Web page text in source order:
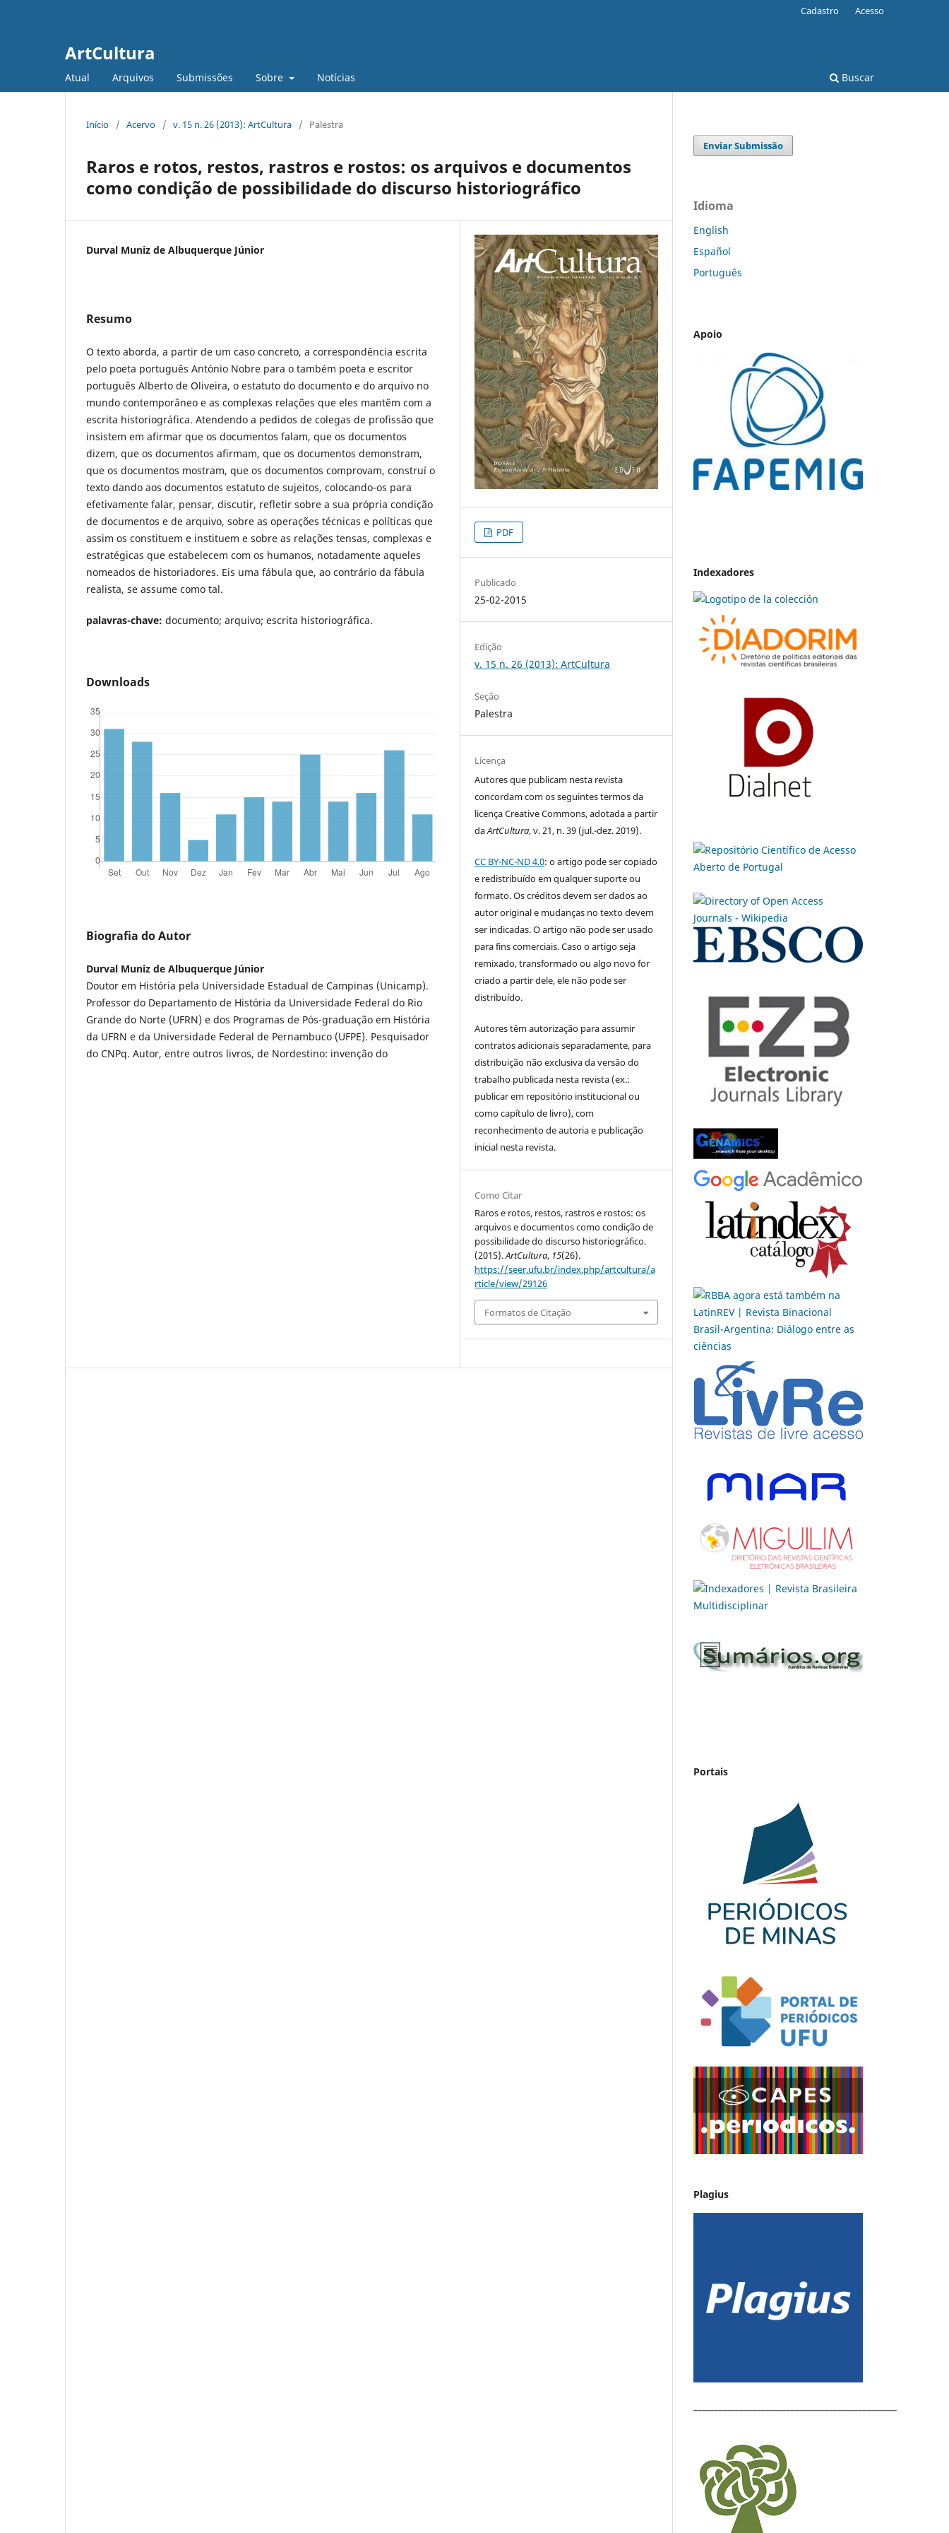
ArtCultura
Atual Arquivos Submissões Sobre Notícias Buscar
Cadastro Acesso
Início / Acervo / v. 15 n. 26 (2013): ArtCultura / Palestra
Raros e rotos, restos, rastros e rostos: os arquivos e documentos
como condição de possibilidade do discurso historiográfico
Durval Muniz de Albuquerque Júnior
Resumo
O texto aborda, a partir de um caso concreto, a correspondência escrita
pelo poeta português António Nobre para o também poeta e escritor
português Alberto de Oliveira, o estatuto do documento e do arquivo no
mundo contemporâneo e as complexas relações que eles mantêm com a
escrita historiográfica. Atendendo a pedidos de colegas de profissão que
insistem em afirmar que os documentos falam, que os documentos
dizem, que os documentos afirmam, que os documentos demonstram,
que os documentos mostram, que os documentos comprovam, construí o
texto dando aos documentos estatuto de sujeitos, colocando-os para
efetivamente falar, pensar, discutir, refletir sobre a sua própria condição
de documentos e de arquivo, sobre as operações técnicas e políticas que
assim os constituem e instituem e sobre as relações tensas, complexas e
estratégicas que estabelecem com os humanos, notadamente aqueles
nomeados de historiadores. Eis uma fábula que, ao contrário da fábula
realista, se assume como tal.
palavras-chave: documento; arquivo; escrita historiográfica.
Downloads
Biografia do Autor
Durval Muniz de Albuquerque Júnior
Doutor em História pela Universidade Estadual de Campinas (Unicamp).
Professor do Departamento de História da Universidade Federal do Rio
Grande do Norte (UFRN) e dos Programas de Pós-graduação em História
da UFRN e da Universidade Federal de Pernambuco (UFPE). Pesquisador
do CNPq. Autor, entre outros livros, de Nordestino: invenção do
PDF
Publicado
25-02-2015
Edição
v. 15 n. 26 (2013): ArtCultura
Seção
Palestra
Licença
Autores que publicam nesta revista
concordam com os seguintes termos da
licença Creative Commons, adotada a partir
daArtCultura, v. 21, n. 39 (jul.-dez. 2019).
CC BY-NC-ND 4.0: o artigo pode ser copiado
e redistribuído em qualquer suporte ou
formato. Os créditos devem ser dados ao
autor original e mudanças no texto devem
ser indicadas. O artigo não pode ser usado
para fins comerciais. Caso o artigo seja
remixado, transformado ou algo novo for
criado a partir dele, ele não pode ser
distribuído.
Autores têm autorização para assumir
contratos adicionais separadamente, para
distribuição não exclusiva da versão do
trabalho publicada nesta revista (ex.:
publicar em repositório institucional ou
como capítulo de livro), com
reconhecimento de autoria e publicação
inicial nesta revista.
Como Citar
Raros e rotos, restos, rastros e rostos: os
arquivos e documentos como condição de
possibilidade do discurso historiográfico.
(2015).ArtCultura, 15(26).
https://seer.ufu.br/index.php/artcultura/a
rticle/view/29126
Formatos de Citação
Enviar Submissão
Idioma
English
Español
Português
Apoio
Indexadores
Portais
Plagius